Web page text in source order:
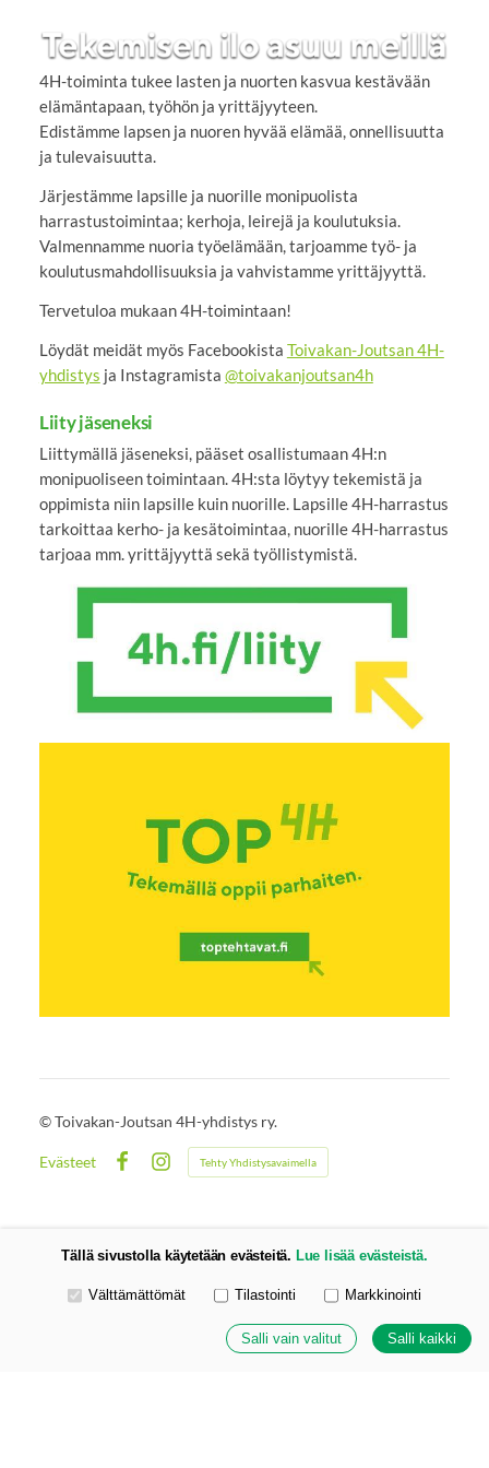
4H-toiminta tukee lasten ja nuorten kasvua kestävään
elämäntapaan, työhön ja yrittäjyyteen.
Edistämme lapsen ja nuoren hyvää elämää, onnellisuutta
ja tulevaisuutta.
Järjestämme lapsille ja nuorille monipuolista
harrastustoimintaa; kerhoja, leirejä ja koulutuksia.
Valmennamme nuoria työelämään, tarjoamme työ- ja
koulutusmahdollisuuksia ja vahvistamme yrittäjyyttä.
Tervetuloa mukaan 4H-toimintaan!
Löydät meidät myös Facebookista Toivakan-Joutsan 4H-
yhdistys ja Instagramista @toivakanjoutsan4h
Liity jäseneksi
Liittymällä jäseneksi, pääset osallistumaan 4H:n
monipuoliseen toimintaan. 4H:sta löytyy tekemistä ja
oppimista niin lapsille kuin nuorille. Lapsille 4H-harrastus
tarkoittaa kerho- ja kesätoimintaa, nuorille 4H-harrastus
tarjoaa mm. yrittäjyyttä sekä työllistymistä.
©Toivakan-Joutsan 4H-yhdistys ry.
Evästeet
Instagram
Tehty Yhdistysavaimella
Tällä sivustolla käytetään evästeitä. Lue lisää evästeistä.
Valitse käytettävät evästeet
Välttämättömät Tilastointi Markkinointi
Salli vain valitut Salli kaikki